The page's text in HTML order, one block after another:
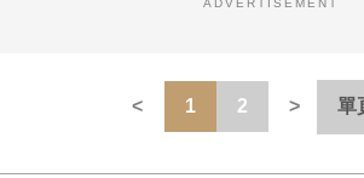
ADVERTISEMENT
1 2 單